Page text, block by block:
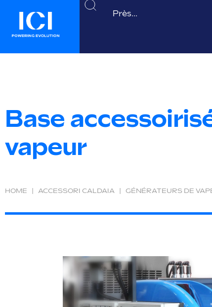
Base
vapeur
HOME ACCESSORI CALDAIA GÉNÉRATEURS DE